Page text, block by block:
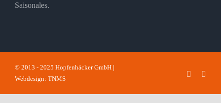
Saisonales.
© 2013 - 2025 Hopfenhäcker GmbH |
Webdesign: TNMS
Facebook